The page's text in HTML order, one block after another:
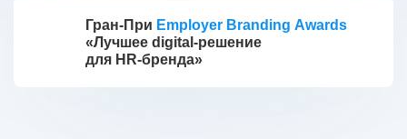
Гран-При Employer Branding Awards
«Лучшее digital-решение
для HR-бренда»